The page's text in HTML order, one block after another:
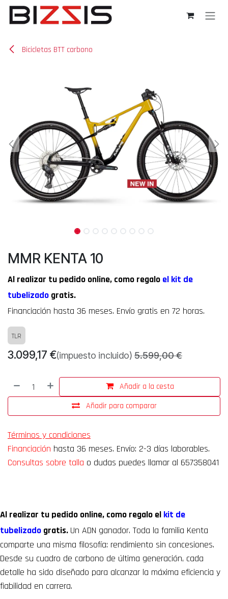
Ir al contenido
Bicicletas BTT carbono
MMR KENTA 10
Al realizar tu pedido online, como regalo el kit de
tubelizado gratis.
Financiación hasta 36 meses. Envío gratis en 72 horas.
TLR
3.099,17 €(impuesto incluido) 5.599,00€
Añadir a la cesta
Añadir para comparar
Términos y condiciones
Financiación hasta 36 meses. Envío: 2-3 días laborables.
Consultas sobre talla o dudas puedes llamar al 657358041
Al realizar tu pedido online, como regalo el kit de
tubelizado gratis. Un ADN ganador. Toda la familia Kenta
comparte una misma filosofía: rendimiento sin concesiones.
Desde su cuadro de carbono de última generación, cada
detalle ha sido diseñado para alcanzar la máxima eficiencia y
fiabilidad en carrera.